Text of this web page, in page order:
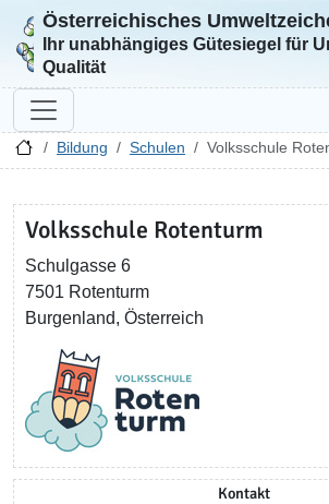
Zur Startseite
Österreichisches
Ihr unabhängiges Gütesiegel für
Qualität
Bildung Schulen Volksschule
Volksschule Rotenturm
Schulgasse 6
7501 Rotenturm
Burgenland, Österreich
Kontakt